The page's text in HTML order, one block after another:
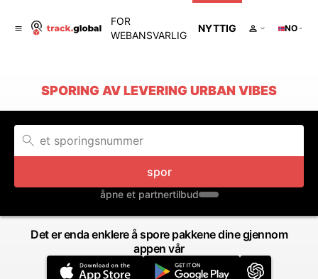
FOR
WEBANSVARLIG
NYTTIG NO
SPORING AV LEVERING URBAN VIBES
spor
åpne et partnertilbud
Det er enda enklere å spore pakkene dine gjennom
appen vår